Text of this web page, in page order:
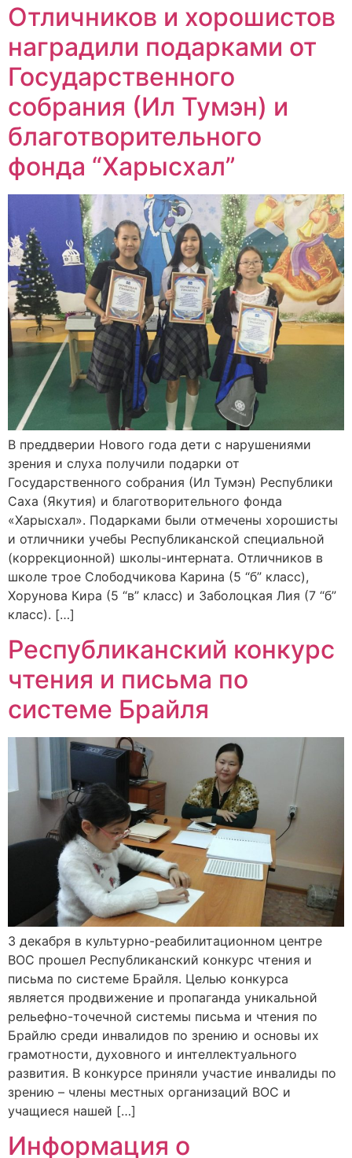
Отличников и хорошистов
наградили подарками от
Государственного
собрания (Ил Тумэн) и
благотворительного
фонда “Харысхал”
В преддверии Нового года дети с нарушениями
зрения и слуха получили подарки от
Государственного собрания (Ил Тумэн) Республики
Саха (Якутия) и благотворительного фонда
«Харысхал». Подарками были отмечены хорошисты
и отличники учебы Республиканской специальной
(коррекционной) школы-интерната. Отличников в
школе трое Слободчикова Карина (5 “б” класс),
Хорунова Кира (5 “в” класс) и Заболоцкая Лия (7 “б”
класс). […]
Республиканский конкурс
чтения и письма по
системе Брайля
3 декабря в культурно-реабилитационном центре
ВОС прошел Республиканский конкурс чтения и
письма по системе Брайля. Целью конкурса
является продвижение и пропаганда уникальной
рельефно-точечной системы письма и чтения по
Брайлю среди инвалидов по зрению и основы их
грамотности, духовного и интеллектуального
развития. В конкурсе приняли участие инвалиды по
зрению – члены местных организаций ВОС и
учащиеся нашей […]
Информация о